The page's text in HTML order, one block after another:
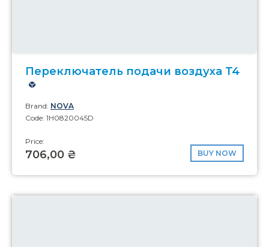
Переключатель подачи воздуха T4
Brand: NOVA
Code: 1H0820045D
Price:
706,00 ₴ BUY NOW